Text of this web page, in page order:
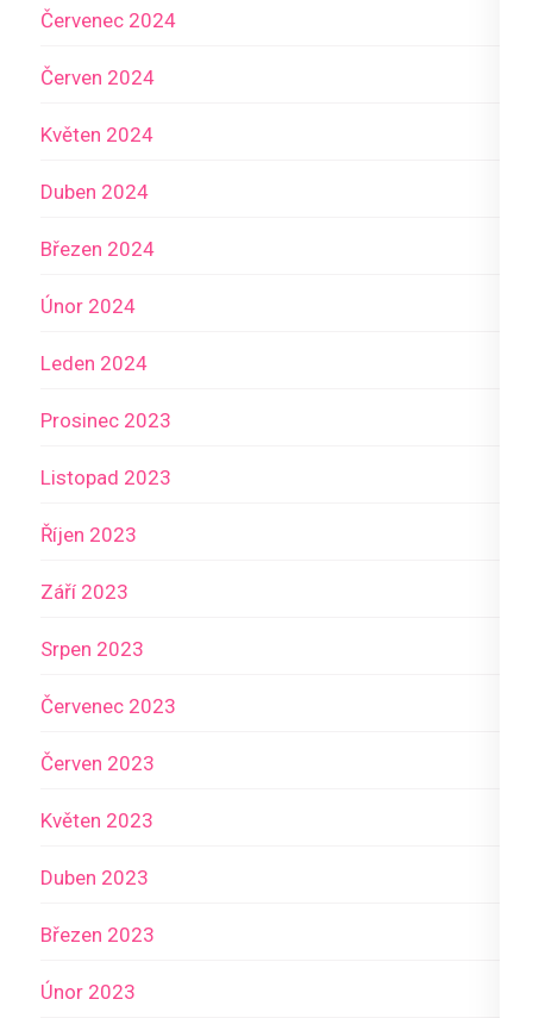
Červenec 2024
Červen 2024
Květen 2024
Duben 2024
Březen 2024
Únor 2024
Leden 2024
Prosinec 2023
Listopad 2023
Říjen 2023
Září 2023
Srpen 2023
Červenec 2023
Červen 2023
Květen 2023
Duben 2023
Březen 2023
Únor 2023